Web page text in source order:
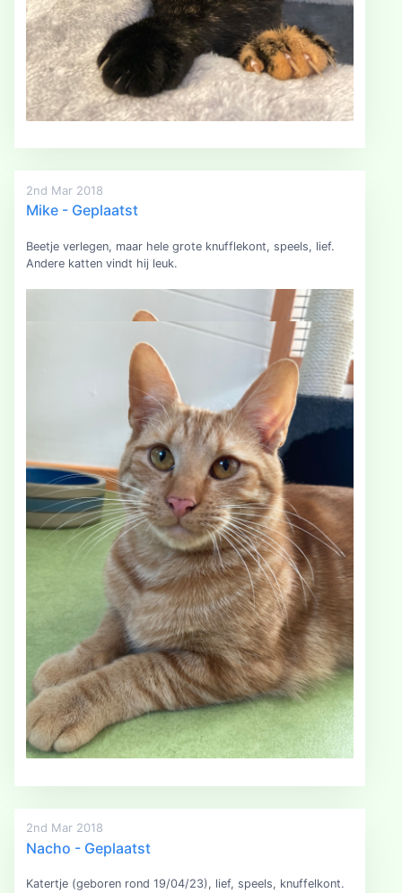
2nd Mar 2018
Mike - Geplaatst
Beetje verlegen, maar hele grote knufflekont, speels, lief.
Andere katten vindt hij leuk.
2nd Mar 2018
Nacho - Geplaatst
Katertje (geboren rond 19/04/23), lief, speels, knuffelkont.